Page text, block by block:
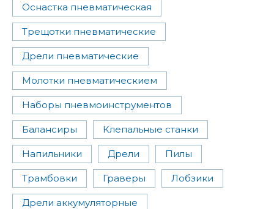
Оснастка пневматическая
Трещотки пневматические
Дрели пневматические
Молотки пневматическием
Наборы пневмоинструментов
Балансиры Клепальные станки
Напильники Дрели Пилы
Трамбовки Граверы Лобзики
Дрели аккумуляторные